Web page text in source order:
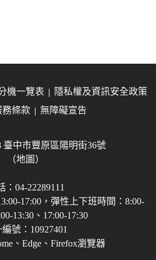
機一覽表
隱私權及資訊安全政策
務條款
無障礙宣告
臺中市豐原區陽明街36號
（地圖）
：04-22289111
17:00，彈性上下班時間：8:00-
13:30、17:00-17:30
號：10927401
、Edge、Firefox瀏覽器